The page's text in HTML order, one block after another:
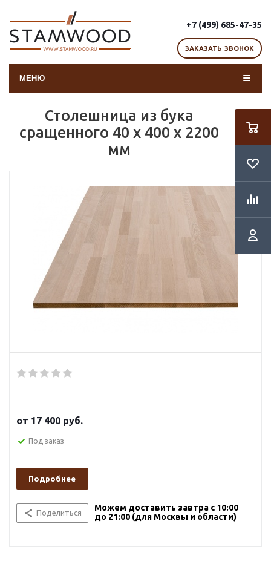
+7 (499) 685-47-35
ЗАКАЗАТЬ ЗВОНОК
МЕНЮ
Столешница из бука
сращенного 40 х 400 х 2200
мм
от 17 400 руб.
Под заказ
Подробнее
Поделиться
Можем доставить завтра с 10:00
до 21:00 (для Москвы и области)